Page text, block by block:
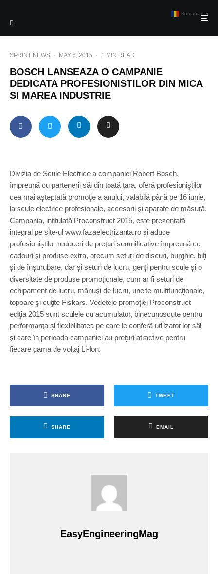
SPRINT NEWS · MAY 6, 2015 · 1 MIN READ
BOSCH LANSEAZA O CAMPANIE
DEDICATA PROFESIONISTILOR DIN MICA
SI MAREA INDUSTRIE
Divizia de Scule Electrice a companiei Robert Bosch,
împreună cu partenerii săi din toată țara, oferă profesioniştilor
cea mai aşteptată promoţie a anului, valabilă până pe 16 iunie,
la scule electrice profesionale, accesorii şi aparate de măsură.
Campania, intitulată Proconstruct 2015, este prezentată
integral pe site-ul www.fazaelectrizanta.ro şi aduce
profesioniştilor reduceri de preţuri semnificative împreună cu
cadouri şi produse extra, precum seturi de discuri, burghie, biţi
şi de înşurubare, dar şi seturi de lucru, genţi pentru scule şi o
diversitate de produse promoţionale, cum ar fi seturi de
echipament de lucru, mănuşi de lucru, unelte multifuncţionale,
topoare şi cuţite Fiskars. Vedetele promoţiei Proconstruct
ediţia 2015 sunt sculele cu acumulator, binecunoscute pentru
performanţa şi flexibilitatea pe care le conferă utilizatorilor săi
şi care în perioada campaniei au preţuri atractive pentru
fiecare gama de voltaj Li-Ion.
SHARE TWEET
SHARE EMAIL
EasyEngineeringMag
Romanian ▼